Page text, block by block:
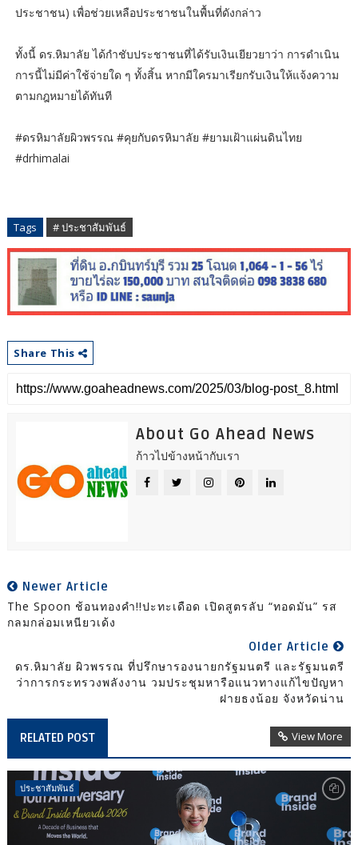
ประชาชน) เพื่อช่วยเหลือประชาชนในพื้นที่ดังกล่าว
ทั้งนี้ ดร.หิมาลัย ได้กำชับประชาชนที่ได้รับเงินเยียวยาว่า การดำเนิน
การนี้ไม่มีค่าใช้จ่ายใด ๆ ทั้งสิ้น หากมีใครมาเรียกรับเงินให้แจ้งความ
ตามกฎหมายได้ทันที
#ดรหิมาลัยผิวพรรณ #คุยกับดรหิมาลัย #ยามเฝ้าแผ่นดินไทย
#drhimalai
Tags # ประชาสัมพันธ์
Share This
About Go Ahead News
ก้าวไปข้างหน้ากับเรา
Newer Article
The Spoon ช้อนทองคำ!!ปะทะเดือด เปิดสูตรลับ “ทอดมัน” รส
กลมกล่อมเหนียวเด้ง
Older Article
ดร.หิมาลัย ผิวพรรณ ที่ปรึกษารองนายกรัฐมนตรี และรัฐมนตรี
ว่าการกระทรวงพลังงาน วมประชุมหารือแนวทางแก้ไขปัญหา
ฝายธงน้อย จังหวัดน่าน
RELATED POST View More
ประชาสัมพันธ์